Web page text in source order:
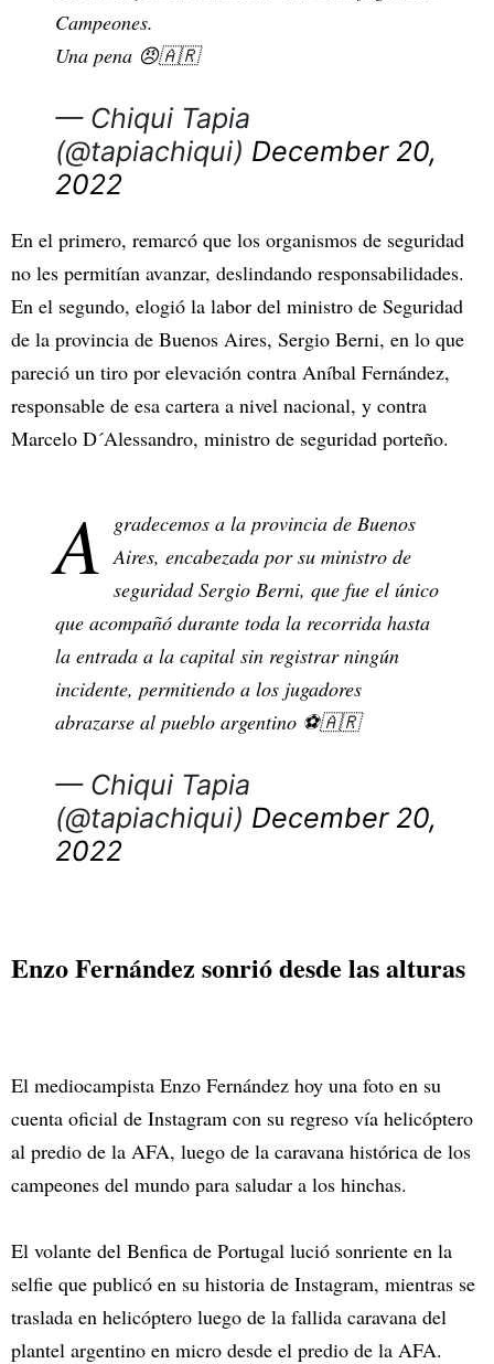
Campeones.
Una pena 😠🇦🇷
— Chiqui Tapia
(@tapiachiqui) December 20,
2022
En el primero, remarcó que los organismos de seguridad
no les permitían avanzar, deslindando responsabilidades.
En el segundo, elogió la labor del ministro de Seguridad
de la provincia de Buenos Aires, Sergio Berni, en lo que
pareció un tiro por elevación contra Aníbal Fernández,
responsable de esa cartera a nivel nacional, y contra
Marcelo D´Alessandro, ministro de seguridad porteño.
A gradecemos a la provincia de Buenos
Aires, encabezada por su ministro de
seguridad Sergio Berni, que fue el único
que acompañó durante toda la recorrida hasta
la entrada a la capital sin registrar ningún
incidente, permitiendo a los jugadores
abrazarse al pueblo argentino ⚽🇦🇷
— Chiqui Tapia
(@tapiachiqui) December 20,
2022
Enzo Fernández sonrió desde las alturas
El mediocampista Enzo Fernández hoy una foto en su
cuenta oficial de Instagram con su regreso vía helicóptero
al predio de la AFA, luego de la caravana histórica de los
campeones del mundo para saludar a los hinchas.
El volante del Benfica de Portugal lució sonriente en la
selfie que publicó en su historia de Instagram, mientras se
traslada en helicóptero luego de la fallida caravana del
plantel argentino en micro desde el predio de la AFA.